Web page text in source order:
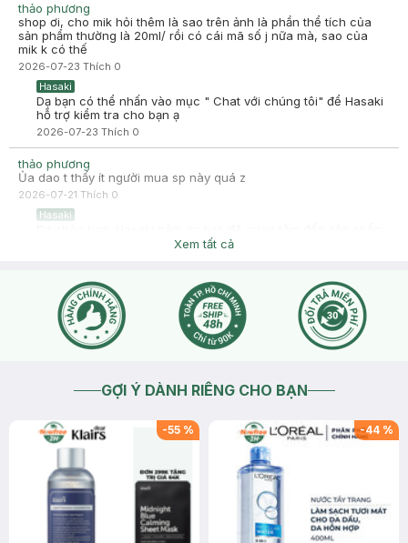
thảo phương
shop ơi, cho mik hỏi thêm là sao trên ảnh là phần thể tích của
sản phẩm thường là 20ml/ rồi có cái mã số j nữa mà, sao của
mik k có thế
2026-07-23 Thích 0
Hasaki
Dạ bạn có thể nhấn vào mục " Chat với chúng tôi" để Hasaki
hỗ trợ kiểm tra cho bạn ạ
2026-07-23 Thích 0
thảo phương
Ủa dao t thấy ít người mua sp này quá z
2026-07-21 Thích 0
Hasaki
ạ. Lượng khách hàng quan tâm và mua sản phẩm có thể phụ
bạn có bất kỳ câu hỏi nào về sản phẩm, đừng ngần ngại nhắn
tin cho Hasaki hoặc gọi hotline 1800 6324 (Nhánh 3) để được
tư vấn chi tiết hơn nhé ạ.
2026-07-21Thích
Xem tất cả
GỢI Ý DÀNH RIÊNG CHO BẠN
-55 % -44 %